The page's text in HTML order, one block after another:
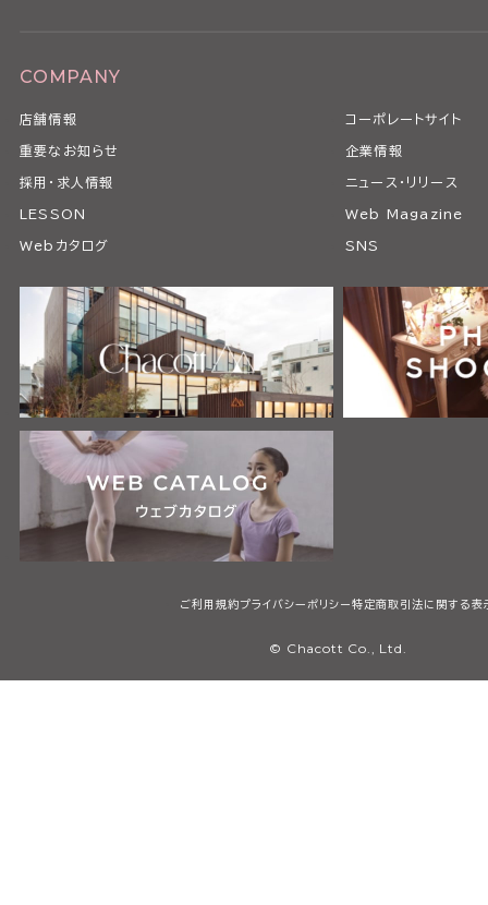
COMPANY
店舗情報 コーポレートサイト
重要なお知らせ 企業情報
採用・求人情報 ニュース・リリース
LESSON Web Magazine
Webカタログ SNS
ご利用規約プライバシーポリシー特定商取引法に関する表
© Chacott Co., Ltd.